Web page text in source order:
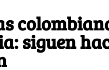
siguen